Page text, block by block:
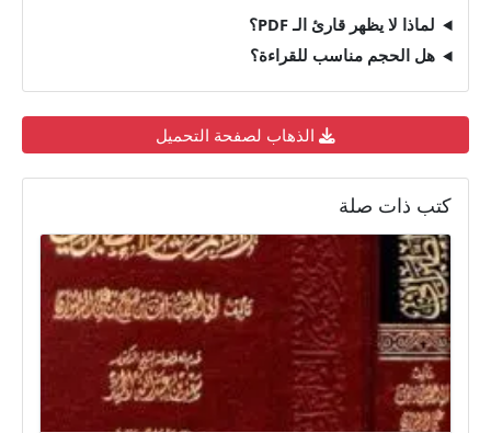
لماذا لا يظهر قارئ الـ PDF؟
هل الحجم مناسب للقراءة؟
الذهاب لصفحة التحميل
كتب ذات صلة